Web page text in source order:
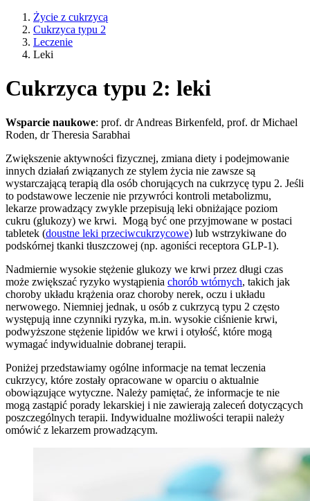
Życie z cukrzycą
Cukrzyca typu 2
Leczenie
Leki
Cukrzyca typu 2: leki
Wsparcie naukowe: prof. dr Andreas Birkenfeld, prof. dr Michael
Roden, dr Theresia Sarabhai
Zwiększenie aktywności fizycznej, zmiana diety i podejmowanie
innych działań związanych ze stylem życia nie zawsze są
wystarczającą terapią dla osób chorujących na cukrzycę typu 2. Jeśli
to podstawowe leczenie nie przywróci kontroli metabolizmu,
lekarze prowadzący zwykle przepisują leki obniżające poziom
cukru (glukozy) we krwi. Mogą być one przyjmowane w postaci
tabletek (doustne leki przeciwcukrzycowe) lub wstrzykiwane do
podskórnej tkanki tłuszczowej (np. agoniści receptora GLP-1).
Nadmiernie wysokie stężenie glukozy we krwi przez długi czas
może zwiększać ryzyko wystąpienia chorób wtórnych, takich jak
choroby układu krążenia oraz choroby nerek, oczu i układu
nerwowego. Niemniej jednak, u osób z cukrzycą typu 2 często
występują inne czynniki ryzyka, m.in. wysokie ciśnienie krwi,
podwyższone stężenie lipidów we krwi i otyłość, które mogą
wymagać indywidualnie dobranej terapii.
Poniżej przedstawiamy ogólne informacje na temat leczenia
cukrzycy, które zostały opracowane w oparciu o aktualnie
obowiązujące wytyczne. Należy pamiętać, że informacje te nie
mogą zastąpić porady lekarskiej i nie zawierają zaleceń dotyczących
poszczególnych terapii. Indywidualne możliwości terapii należy
omówić z lekarzem prowadzącym.